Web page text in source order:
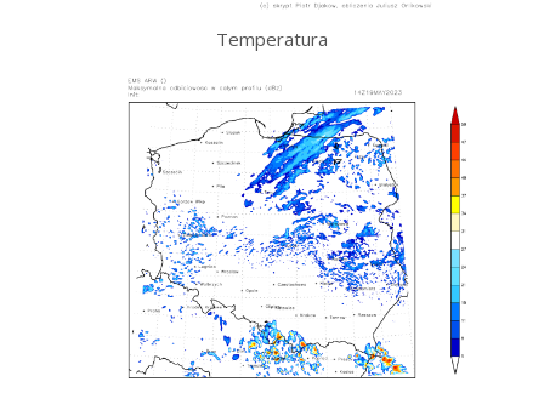
Temperatura